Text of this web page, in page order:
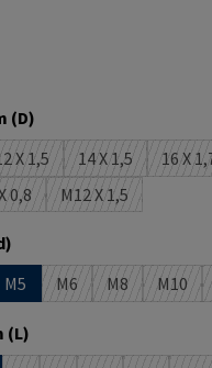
(D)
obecnie niedostępna.)
X 1,5
(Ta opcja jest obecnie
14 X 1,5
(Ta opcja jest
16 X
obecnie niedostępna.)
0,8
(Ta opcja jest obecnie
M12 X 1,5
(Ta opcja jest
niedostępna.)
jest obecnie niedostępna.)
M5 M6
(Ta opcja jest
M8
(Ta opcja jest
M10
(Ta
(L)